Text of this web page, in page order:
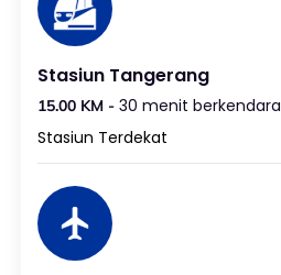
Stasiun Tangerang
15.00 KM - 30 menit berkendara
Stasiun Terdekat